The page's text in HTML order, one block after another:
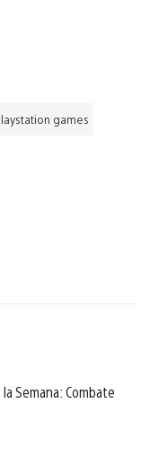
games
Semana: Combate